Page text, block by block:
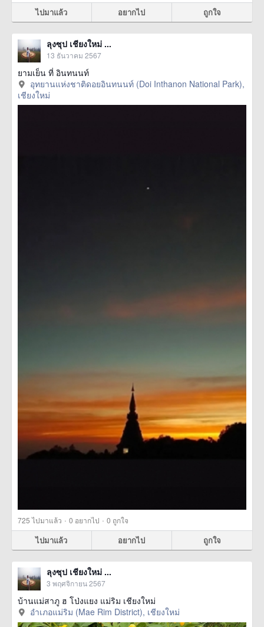
ไปมาแล้ว อยากไป ถูกใจ
ลุงซุป เชียงใหม่ ...
13 ธันวาคม 2567
ยามเย็น ที่ อินทนนท์
อุทยานแห่งชาติดอยอินทนนท์ (Doi Inthanon National Park),
เชียงใหม่
725ไปมาแล้ว · 0 อยากไป · 0 ถูกใจ
ไปมาแล้ว อยากไป ถูกใจ
ลุงซุป เชียงใหม่ ...
3 พฤศจิกายน 2567
บ้านแม่สาภู ฮ โป่งแยง แม่ริม เชียงใหม่
อำเภอแม่ริม (Mae Rim District), เชียงใหม่